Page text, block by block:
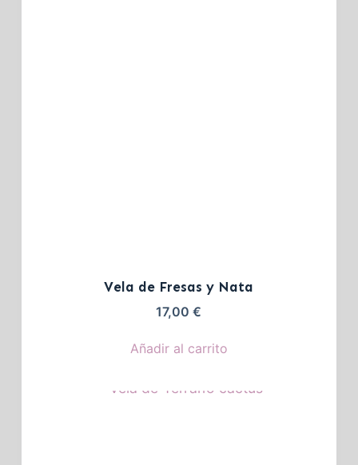
Vela de Fresas y Nata
17,00€
Añadir al carrito